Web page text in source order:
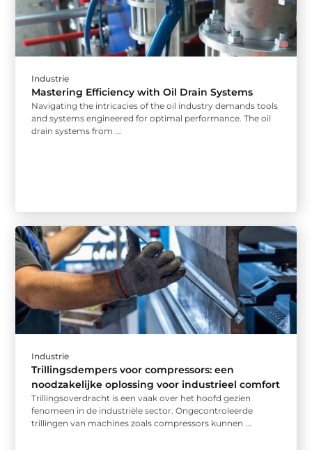
Industrie
Mastering Efficiency with Oil Drain Systems
Navigating the intricacies of the oil industry demands tools
and systems engineered for optimal performance. The oil
drain systems from ...
Industrie
Trillingsdempers voor compressors: een
noodzakelijke oplossing voor industrieel comfort
Trillingsoverdracht is een vaak over het hoofd gezien
fenomeen in de industriële sector. Ongecontroleerde
trillingen van machines zoals compressors kunnen ...